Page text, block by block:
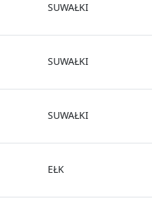
SUWAŁKI
SUWAŁKI
SUWAŁKI
EŁK